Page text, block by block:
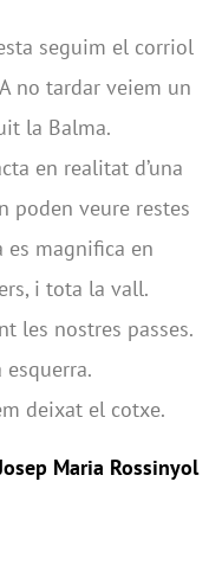
seguim el corriol
no tardar veiem un
la Balma.
en realitat d’una
poden veure restes
es magnifica en
i tota la vall.
les nostres passes.
esquerra.
deixat el cotxe.
Maria Rossinyol